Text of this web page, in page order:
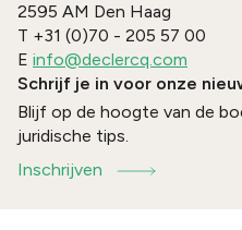
2595 AM Den Haag
T +31 (0)70 - 205 57 00
E info@declercq.com
Schrijf je in voor onze
Blijf op de hoogte van de
juridische tips.
Inschrijven